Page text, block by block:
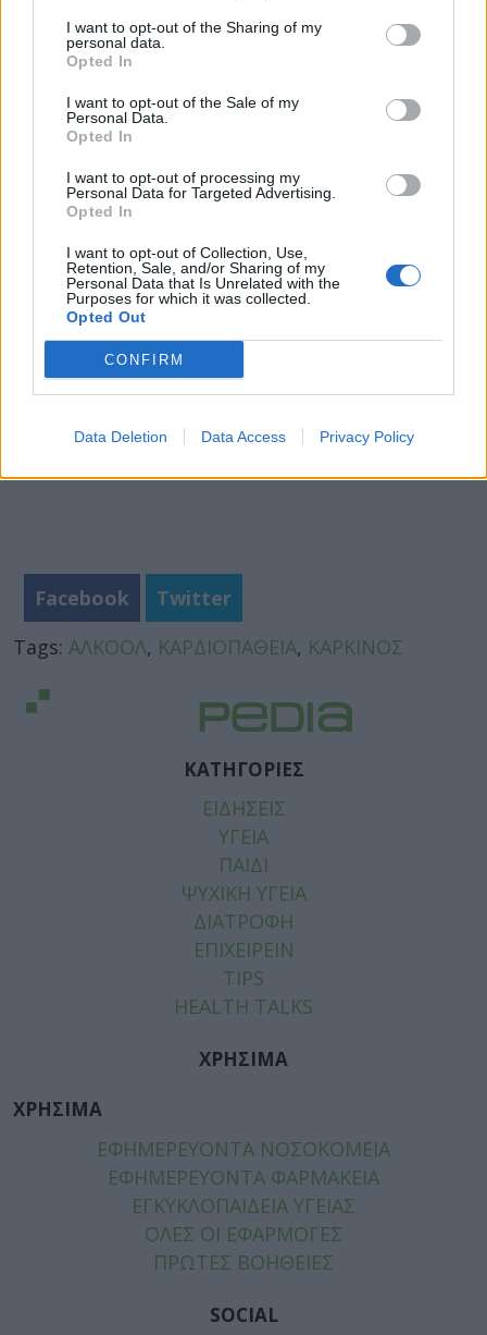
I want to opt-out of the Sharing of my
personal data.
Opted In
I want to opt-out of the Sale of my
Personal Data.
Opted In
I want to opt-out of processing my
Personal Data for Targeted Advertising.
Opted In
I want to opt-out of Collection, Use,
Retention, Sale, and/or Sharing of my
Personal Data that Is Unrelated with the
Purposes for which it was collected.
Opted Out
CONFIRM
Data Deletion Data Access Privacy Policy
Η νέα ανάλυση έδειξε πως υπάρχουν διαφορές
αυξάνονται περισσότερο όσο αυξάνεται η
κατανάλωση αλκοόλ. Έτσι, με 2 ποτά την ημέρα
οι γυναίκες έχουν υπερδιπλάσιες πιθανότητες
να πεθάνουν από σοβαρή ηπατική νόσο απ’ όσες
οι άνδρες που πίνουν την ίδια ποσότητα αλκοόλ.
Φωτογραφία: iStock
Facebook
Twitter
Tags: ΑΛΚΟΟΛ, ΚΑΡΔΙΟΠΑΘΕΙΑ, ΚΑΡΚΙΝΟΣ
ΚΑΤΗΓΟΡΙΕΣ
ΕΙΔΗΣΕΙΣ
ΥΓΕΙΑ
ΠΑΙΔΙ
ΨΥΧΙΚΗ ΥΓΕΙΑ
ΔΙΑΤΡΟΦΗ
ΕΠΙΧΕΙΡΕΙΝ
TIPS
HEALTH TALKS
ΧΡΗΣΙΜΑ
ΧΡΗΣΙΜΑ
ΕΦΗΜΕΡΕΥΟΝΤΑ ΝΟΣΟΚΟΜΕΙΑ
ΕΦΗΜΕΡΕΥΟΝΤΑ ΦΑΡΜΑΚΕΙΑ
ΕΓΚΥΚΛΟΠΑΙΔΕΙΑ ΥΓΕΙΑΣ
ΟΛΕΣ ΟΙ ΕΦΑΡΜΟΓΕΣ
ΠΡΩΤΕΣ ΒΟΗΘΕΙΕΣ
SOCIAL